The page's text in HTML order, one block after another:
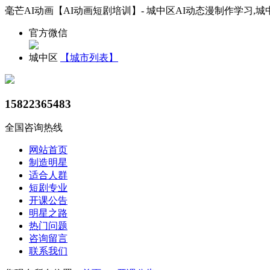
毫芒AI动画【AI动画短剧培训】- 城中区AI动态漫制作学习,城
官方微信
城中区 【城市列表】
15822365483
全国咨询热线
网站首页
制造明星
适合人群
短剧专业
开课公告
明星之路
热门问题
咨询留言
联系我们